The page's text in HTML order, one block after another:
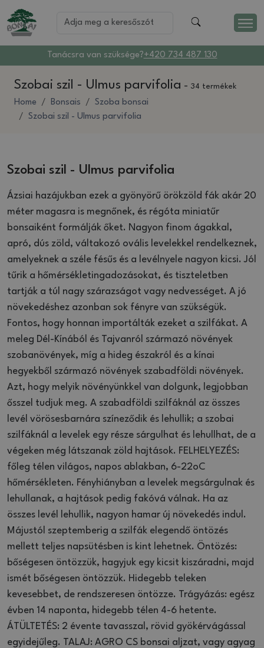
Tanácsra van szüksége?+420 734 487 130
Szobai szil - Ulmus parvifolia - 34 termékek
Home Bonsais
Szoba bonsai
Szobai szil - Ulmus parvifolia
Szobai szil - Ulmus parvifolia
Ázsiai hazájukban ezek a gyönyörű örökzöld fák akár 20
méter magasra is megnőnek, és régóta miniatűr
bonsaiként formálják őket. Nagyon finom ágakkal,
apró, dús zöld, váltakozó ovális levelekkel rendelkeznek,
amelyeknek a széle fésűs és a levélnyele nagyon kicsi. Jól
tűrik a hőmérsékletingadozásokat, és tiszteletben
tartják a túl nagy szárazságot vagy nedvességet. A jó
növekedéshez azonban sok fényre van szükségük.
Fontos, hogy honnan importálták ezeket a szilfákat. A
meleg Dél-Kínából és Tajvanról származó növények
szobanövények, míg a hideg északról és a kínai
hegyekből származó növények szabadföldi növények.
Azt, hogy melyik növényünkkel van dolgunk, legjobban
ősszel tudjuk meg. A szabadföldi szilfáknál az összes
levél vörösesbarnára színeződik és lehullik; a szobai
szilfáknál a levelek egy része sárgulhat és lehullhat, de a
végeken még látszanak zöld hajtások. FELHELYEZÉS:
főleg télen világos, napos ablakban, 6-22oC
hőmérsékleten. Fényhiányban a levelek megsárgulnak és
lehullanak, a hajtások pedig fakóvá válnak. Ha az
összes levél lehullik, nagyon hamar új növekedés indul.
Májustól szeptemberig a szilfák elegendő öntözés
mellett teljes napsütésben is kint lehetnek. Öntözés:
bőségesen öntözzük, hagyjuk egy kicsit kiszáradni, majd
ismét bőségesen öntözzük. Hidegebb teleken
kevesebbet, de rendszeresen öntözze. Trágyázás: egész
évben 14 naponta, hidegebb télen 4-6 hetente.
ÁTÜLTETÉS: 2 évente tavasszal, rövid gyökérvágással
egyidejűleg. TALAJ: AGRO CS bonsai aljzat, vagy agyag